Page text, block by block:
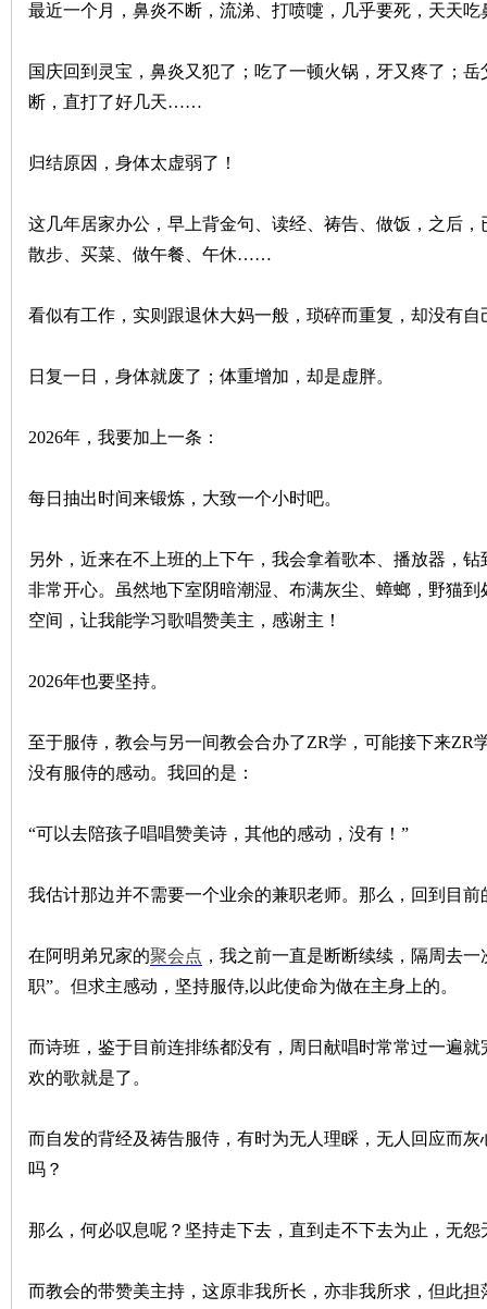
最近一个月，鼻炎不断，流涕、打喷嚏，几乎要死，天天吃
国庆回到灵宝，鼻炎又犯了；吃了一顿火锅，牙又疼了；
断，直打了好几天……
归结原因，身体太虚弱了！
这几年居家办公，早上背金句、读经、祷告、做饭，之后
散步、买菜、做午餐、午休……
看似有工作，实则跟退休大妈一般，琐碎而重复，却没有
日复一日，身体就废了；体重增加，却是虚胖。
2026年，我要加上一条：
每日抽出时间来锻炼，大致一个小时吧。
另外，近来在不上班的上下午，我会拿着歌本、播放器，
非常开心。虽然地下室阴暗潮湿、布满灰尘、蟑螂，野猫
空间，让我能学习歌唱赞美主，感谢主！
2026年也要坚持。
至于服侍，教会与另一间教会合办了ZR学，可能接下来ZR
没有服侍的感动。我回的是：
“可以去陪孩子唱唱赞美诗，其他的感动，没有！”
我估计那边并不需要一个业余的兼职老师。那么，回到目
在阿明弟兄家的聚会点 ，我之前一直是断断续续，隔周去
职”。但求主感动，坚持服侍,以此使命为做在主身上的。
而诗班，鉴于目前连排练都没有，周日献唱时常常过一遍
欢的歌就是了。
而自发的背经及祷告服侍，有时为无人理睬，无人回应而
吗？
那么，何必叹息呢？坚持走下去，直到走不下去为止，无怨
而教会的带赞美主持，这原非我所长，亦非我所求，但此